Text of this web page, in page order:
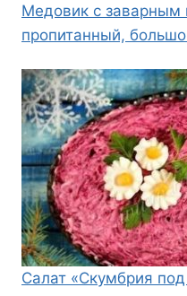
Медовик с
пропитанный,
Салат «Скумбрия